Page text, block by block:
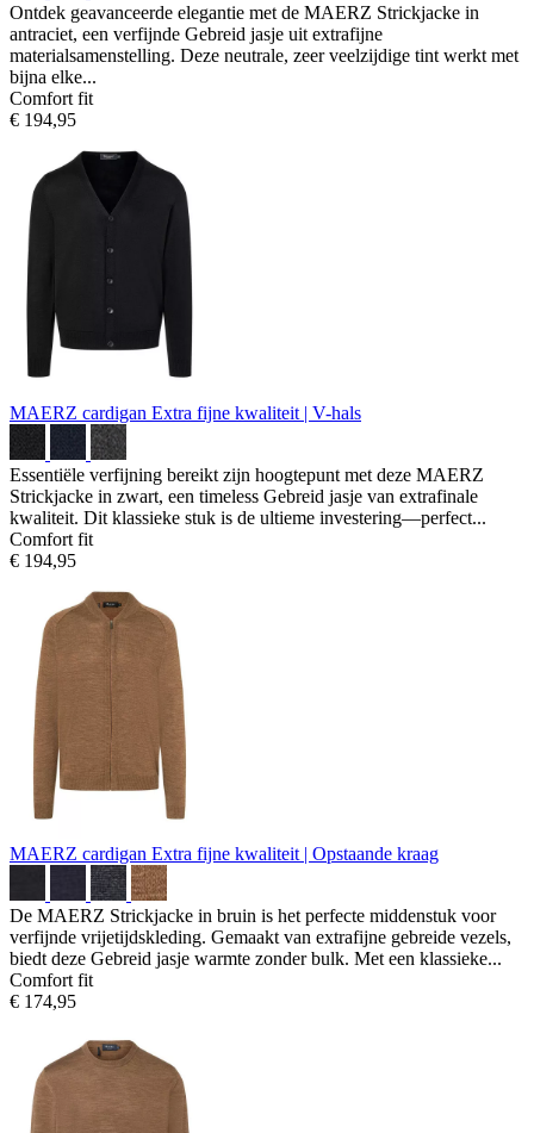
Ontdek geavanceerde elegantie met de MAERZ Strickjacke in
antraciet, een verfijnde Gebreid jasje uit extrafijne
materialsamenstelling. Deze neutrale, zeer veelzijdige tint werkt met
bijna elke...
Comfort fit
€ 194,95
MAERZ cardigan Extra fijne kwaliteit | V-hals
Essentiële verfijning bereikt zijn hoogtepunt met deze MAERZ
Strickjacke in zwart, een timeless Gebreid jasje van extrafinale
kwaliteit. Dit klassieke stuk is de ultieme investering—perfect...
Comfort fit
€ 194,95
MAERZ cardigan Extra fijne kwaliteit | Opstaande kraag
De MAERZ Strickjacke in bruin is het perfecte middenstuk voor
verfijnde vrijetijdskleding. Gemaakt van extrafijne gebreide vezels,
biedt deze Gebreid jasje warmte zonder bulk. Met een klassieke...
Comfort fit
€ 174,95